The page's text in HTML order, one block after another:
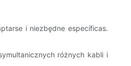
i niezbędne específicas.
różnych kabli i